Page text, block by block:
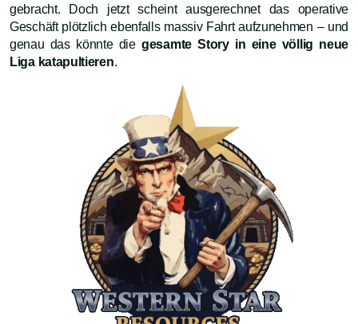
gebracht. Doch jetzt scheint ausgerechnet das operative
Geschäft plötzlich ebenfalls massiv Fahrt aufzunehmen – und
genau das könnte diegesamte Story in eine völlig neue
Liga katapultieren.